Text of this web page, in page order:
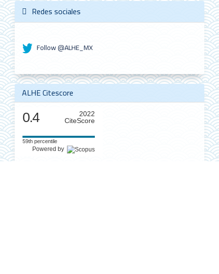
Redes sociales
Follow @ALHE_MX
ALHE Citescore
0.4
2022
CiteScore
59th percentile
Powered by